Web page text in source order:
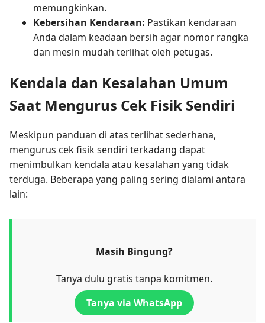
memungkinkan.
Kebersihan Kendaraan: Pastikan kendaraan
Anda dalam keadaan bersih agar nomor rangka
dan mesin mudah terlihat oleh petugas.
Kendala dan Kesalahan Umum
Saat Mengurus Cek Fisik Sendiri
Meskipun panduan di atas terlihat sederhana,
mengurus cek fisik sendiri terkadang dapat
menimbulkan kendala atau kesalahan yang tidak
terduga. Beberapa yang paling sering dialami antara
lain:
Masih Bingung?
Tanya dulu gratis tanpa komitmen.
Tanya via WhatsApp